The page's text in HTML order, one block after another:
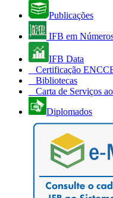
Publicações
IFB em
IFB Data
Certificação
Bibliotecas
Carta de Serviços
Diplomados